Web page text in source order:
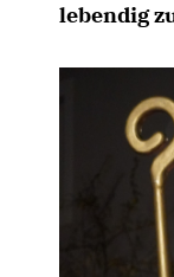
lebendig